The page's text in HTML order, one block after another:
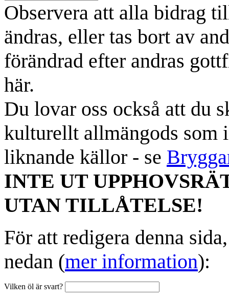
Observera att alla bidrag
ändras, eller tas bort av
förändrad efter andras
här.
Du lovar oss också att du
kulturellt allmängods som
liknande källor - se
INTE UT
UTAN TILLÅTELSE!
För att redigera denna
nedan (mer information):
Vilken öl är svart?